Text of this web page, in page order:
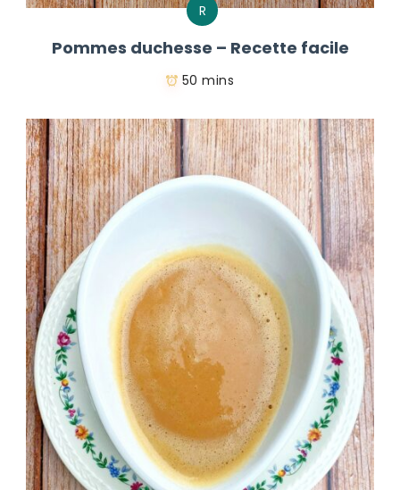
R
Pommes duchesse – Recette facile
50 mins